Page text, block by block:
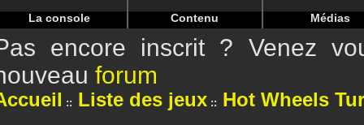
La console Contenu Médias
encore inscrit ? Venez
forum
Liste des jeux Hot Wheels